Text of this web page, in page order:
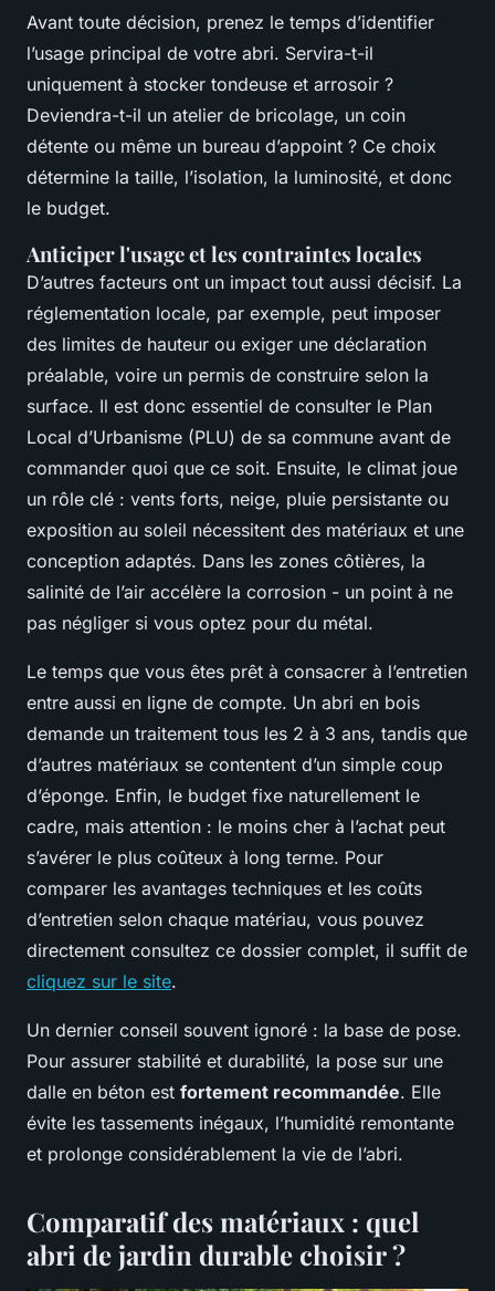
Avant toute décision, prenez le temps d’identifier
l’usage principal de votre abri. Servira-t-il
uniquement à stocker tondeuse et arrosoir ?
Deviendra-t-il un atelier de bricolage, un coin
détente ou même un bureau d’appoint ? Ce choix
détermine la taille, l’isolation, la luminosité, et donc
le budget.
Anticiper l'usage et les contraintes locales
D’autres facteurs ont un impact tout aussi décisif. La
réglementation locale, par exemple, peut imposer
des limites de hauteur ou exiger une déclaration
préalable, voire un permis de construire selon la
surface. Il est donc essentiel de consulter le Plan
Local d’Urbanisme (PLU) de sa commune avant de
commander quoi que ce soit. Ensuite, le climat joue
un rôle clé : vents forts, neige, pluie persistante ou
exposition au soleil nécessitent des matériaux et une
conception adaptés. Dans les zones côtières, la
salinité de l’air accélère la corrosion - un point à ne
pas négliger si vous optez pour du métal.
Le temps que vous êtes prêt à consacrer à l’entretien
entre aussi en ligne de compte. Un abri en bois
demande un traitement tous les 2 à 3 ans, tandis que
d’autres matériaux se contentent d’un simple coup
d’éponge. Enfin, le budget fixe naturellement le
cadre, mais attention : le moins cher à l’achat peut
s’avérer le plus coûteux à long terme. Pour
comparer les avantages techniques et les coûts
d’entretien selon chaque matériau, vous pouvez
directement consultez ce dossier complet, il suffit de
cliquez sur le site.
Un dernier conseil souvent ignoré : la base de pose.
Pour assurer stabilité et durabilité, la pose sur une
dalle en béton est fortement recommandée. Elle
évite les tassements inégaux, l’humidité remontante
et prolonge considérablement la vie de l’abri.
Comparatif des matériaux : quel
abri de jardin durable choisir ?